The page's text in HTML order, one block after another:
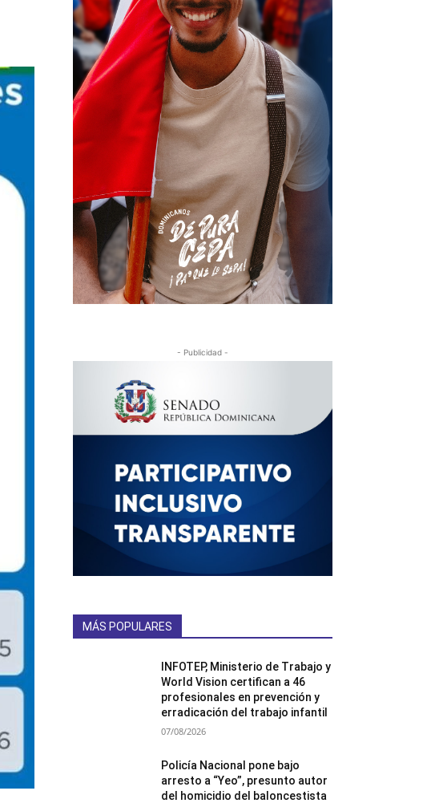
Pinterest Linkedin ReddIt
- Publicidad -
MÁS POPULARES
INFOTEP, Ministerio de Trabajo y
World Vision certifican a 46
profesionales en prevención y
erradicación del trabajo infantil
07/08/2026
Policía Nacional pone bajo
arresto a “Yeo”, presunto autor
del homicidio del baloncestista